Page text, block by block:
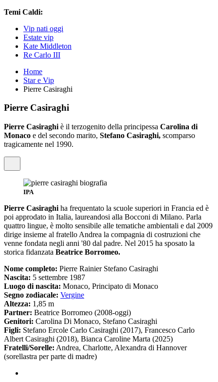
Temi Caldi:
Vip nati oggi
Estate vip
Kate Middleton
Re Carlo III
Home
Star e Vip
Pierre Casiraghi
Pierre Casiraghi
Pierre Casiraghi è il terzogenito della principessa Carolina di
Monaco e del secondo marito, Stefano Casiraghi, scomparso
tragicamente nel 1990.
IPA
Pierre Casiraghi ha frequentato la scuole superiori in Francia ed è
poi approdato in Italia, laureandosi alla Bocconi di Milano. Parla
quattro lingue, è molto sensibile alle tematiche ambientali e dal 2009
dirige insieme al fratello Andrea la compagnia di costruzioni che
venne fondata negli anni '80 dal padre. Nel 2015 ha sposato la
storica fidanzata Beatrice Borromeo.
Nome completo: Pierre Rainier Stefano Casiraghi
Nascita: 5 settembre 1987
Luogo di nascita: Monaco, Principato di Monaco
Segno zodiacale: Vergine
Altezza: 1,85 m
Partner: Beatrice Borromeo (2008-oggi)
Genitori: Carolina Di Monaco, Stefano Casiraghi
Figli: Stefano Ercole Carlo Casiraghi (2017), Francesco Carlo
Albert Casiraghi (2018), Bianca Caroline Marta (2025)
Fratelli/Sorelle: Andrea, Charlotte, Alexandra di Hannover
(sorellastra per parte di madre)